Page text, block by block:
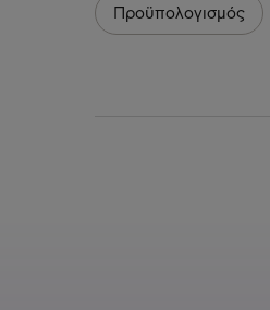
Προϋπολογισμός